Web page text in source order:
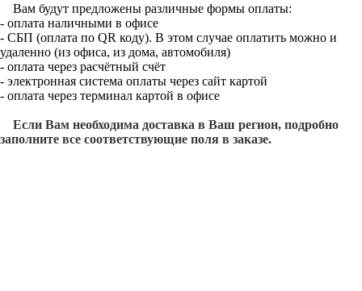
Вам будут предложены различные формы оплаты:
- оплата наличными в офисе
- СБП (оплата по QR коду). В этом случае оплатить можно и
удаленно (из офиса, из дома, автомобиля)
- оплата через расчётный счёт
- электронная система оплаты через сайт картой
- оплата через терминал картой в офисе
Если Вам необходима доставка в Ваш регион, подробно
заполните все соответствующие поля в заказе.